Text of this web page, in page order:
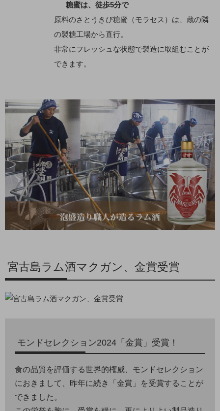
糖蜜は、徒歩5分で
原料のさとうきび糖蜜（モラセス）は、蔵の隣
の製糖工場から直行。
非常にフレッシュな状態で製造に取組むことが
できます。
宮古島ラム酒マクガン、金賞受賞
モンドセレクション2024「金賞」受賞！
食の品質を評価する世界的権威、モンドセレクション
におきまして、昨年に続き「金賞」を受賞することが
できました。